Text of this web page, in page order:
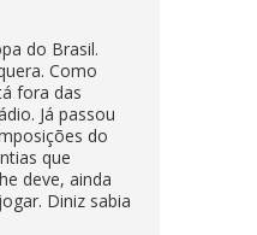
do Brasil.
Como
fora das
Já passou
do
que
deve, ainda
Diniz sabia